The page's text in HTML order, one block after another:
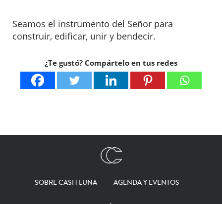
Seamos el instrumento del Señor para
construir, edificar, unir y bendecir.
¿Te gustó? Compártelo en tus redes
SOBRE CASH LUNA AGENDA Y EVENTOS